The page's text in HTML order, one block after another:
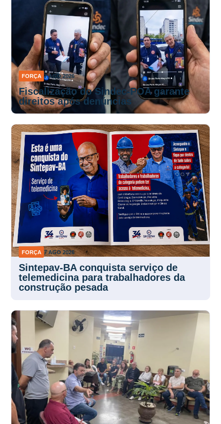
FORÇA 7 AGO 2026
Fiscalização do Sindec-POA garante
direitos após denúncias
FORÇA 7 AGO 2026
Sintepav-BA conquista serviço de
telemedicina para trabalhadores da
construção pesada